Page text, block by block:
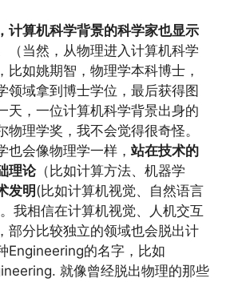
计算机科学背景的科学家也显示
（当然，从物理进入计算机科学
比如姚期智，物理学本科博士，
领域拿到博士学位，最后获得图
天，一位计算机科学背景出身的
物理学奖，我不会觉得很奇怪。
也会像物理学一样，站在技术的
理论（比如计算方法、机器学
发明(比如计算机视觉、自然语言
我相信在计算机视觉、人机交互
部分比较独立的领域也会脱出计
Engineering的名字，比如
就像曾经脱出物理的那些